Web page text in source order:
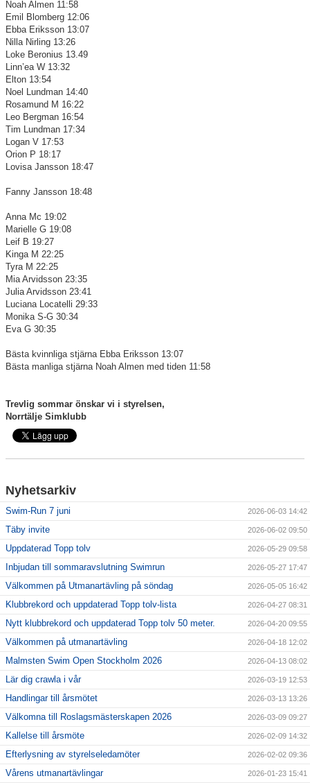
Noah Almen 11:58
Emil Blomberg 12:06
Ebba Eriksson 13:07
Nilla Nirling 13:26
Loke Beronius 13.49
Linn’ea W 13:32
Elton 13:54
Noel Lundman 14:40
Rosamund M 16:22
Leo Bergman 16:54
Tim Lundman 17:34
Logan V 17:53
Orion P 18:17
Lovisa Jansson 18:47
Fanny Jansson 18:48
Anna Mc 19:02
Marielle G 19:08
Leif B 19:27
Kinga M 22:25
Tyra M 22:25
Mia Arvidsson 23:35
Julia Arvidsson 23:41
Luciana Locatelli 29:33
Monika S-G 30:34
Eva G 30:35
Bästa kvinnliga stjärna Ebba Eriksson 13:07
Bästa manliga stjärna Noah Almen med tiden 11:58
Trevlig sommar önskar vi i styrelsen,
Norrtälje Simklubb
Nyhetsarkiv
Swim-Run 7 juni 2026-06-03 14:42
Täby invite 2026-06-02 09:50
Uppdaterad Topp tolv 2026-05-29 09:58
Inbjudan till sommaravslutning Swimrun 2026-05-27 17:47
Välkommen på Utmanartävling på söndag 2026-05-05 16:42
Klubbrekord och uppdaterad Topp tolv-lista 2026-04-27 08:31
Nytt klubbrekord och uppdaterad Topp tolv 50 meter. 2026-04-20 09:55
Välkommen på utmanartävling 2026-04-18 12:02
Malmsten Swim Open Stockholm 2026 2026-04-13 08:02
Lär dig crawla i vår 2026-03-19 12:53
Handlingar till årsmötet 2026-03-13 13:26
Välkomna till Roslagsmästerskapen 2026 2026-03-09 09:27
Kallelse till årsmöte 2026-02-09 14:32
Efterlysning av styrelseledamöter 2026-02-02 09:36
Vårens utmanartävlingar 2026-01-23 15:41